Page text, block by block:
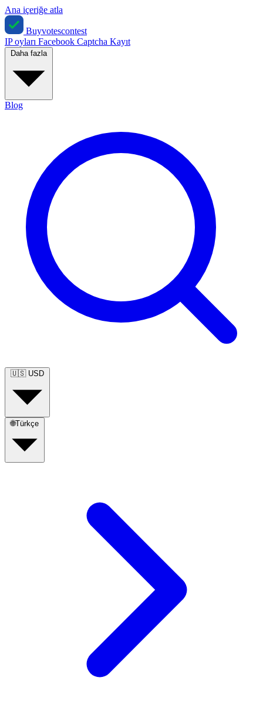
Ana içeriğe atla
Buyvotescontest
IP oyları Facebook Captcha Kayıt
Daha fazla
Blog
🇺🇸 USD
🌐Türkçe